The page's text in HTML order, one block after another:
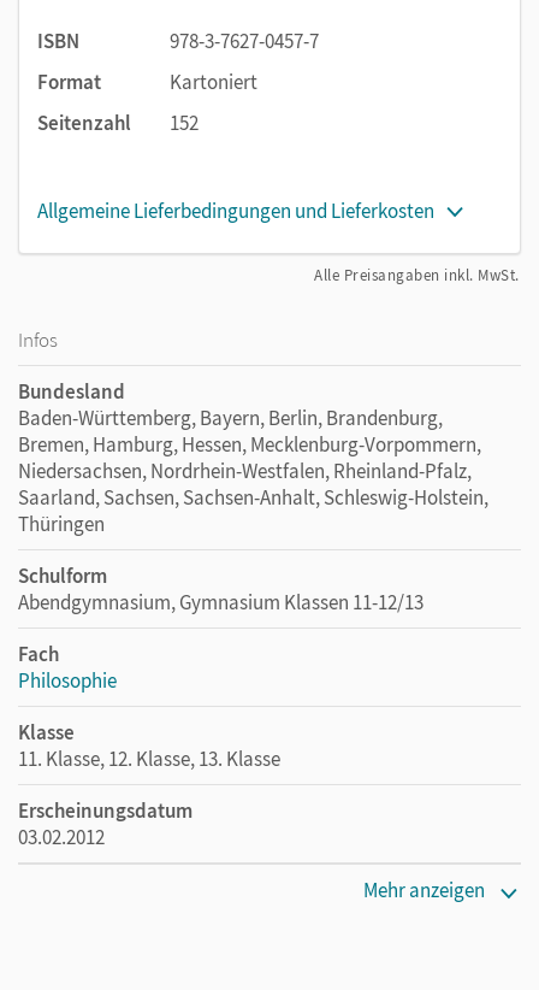
ISBN
978-3-7627-0457-7
Format
Kartoniert
Seitenzahl
152
Allgemeine Lieferbedingungen und Lieferkosten
Alle Preisangaben inkl. MwSt.
Infos
Bundesland
Baden-Württemberg, Bayern, Berlin, Brandenburg,
Bremen, Hamburg, Hessen, Mecklenburg-Vorpommern,
Niedersachsen, Nordrhein-Westfalen, Rheinland-Pfalz,
Saarland, Sachsen, Sachsen-Anhalt, Schleswig-Holstein,
Thüringen
Schulform
Abendgymnasium, Gymnasium Klassen 11-12/13
Fach
Philosophie
Klasse
11. Klasse, 12. Klasse, 13. Klasse
Erscheinungsdatum
03.02.2012
Mehr anzeigen